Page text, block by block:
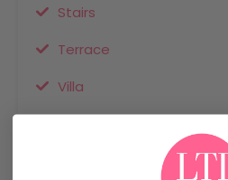
Stairs
Terrace
Villa